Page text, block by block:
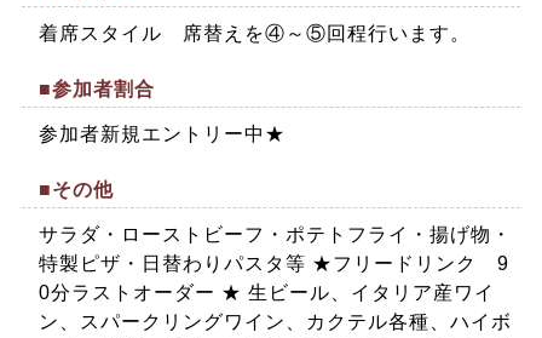
着席スタイル 席替えを④～⑤回程行います。
■参加者割合
参加者新規エントリー中★
■その他
サラダ・ローストビーフ・ポテトフライ・揚げ物・
特製ピザ・日替わりパスタ等 ★フリードリンク 9
0分ラストオーダー ★ 生ビール、イタリア産ワイ
ン、スパークリングワイン、カクテル各種、ハイボ